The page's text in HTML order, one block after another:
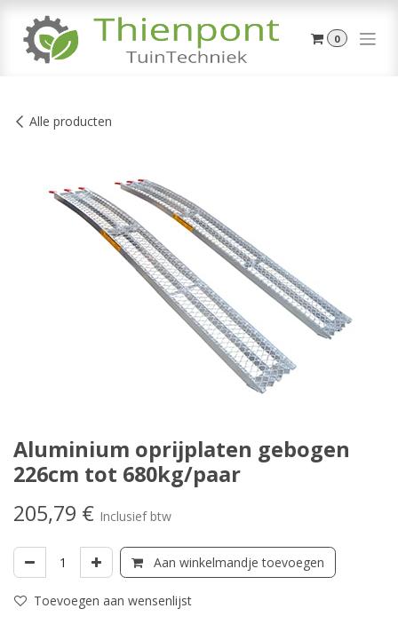
0
Alle producten
Aluminium oprijplaten gebogen
226cm tot 680kg/paar
205,79 € Inclusief btw
Aan winkelmandje toevoegen
Toevoegen aan wensenlijst